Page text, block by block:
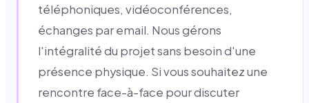
téléphoniques, vidéoconférences,
échanges par email. Nous gérons
l'intégralité du projet sans besoin d'une
présence physique. Si vous souhaitez une
rencontre face-à-face pour discuter